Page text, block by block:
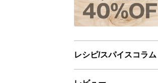
レシピ/スパイスコラム